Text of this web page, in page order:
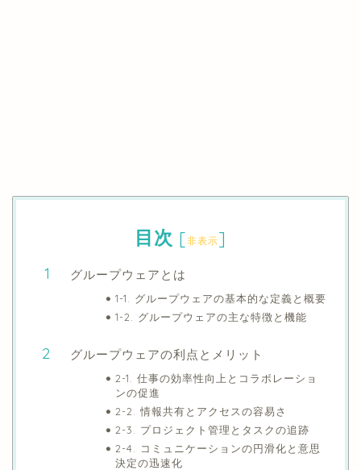
目次 [非表示]
グループウェアとは
1-1. グループウェアの基本的な定義と概要
1-2. グループウェアの主な特徴と機能
グループウェアの利点とメリット
2-1. 仕事の効率性向上とコラボレーショ
ンの促進
2-2. 情報共有とアクセスの容易さ
2-3. プロジェクト管理とタスクの追跡
2-4. コミュニケーションの円滑化と意思
決定の迅速化